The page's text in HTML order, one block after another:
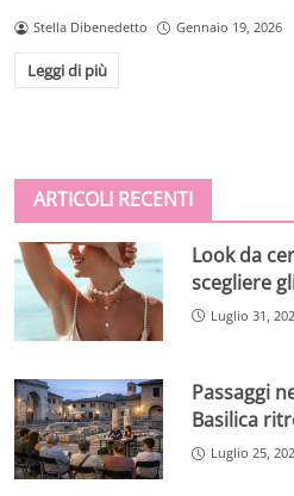
Stella Dibenedetto Gennaio 19, 2026
Leggi di più
ARTICOLI RECENTI
Look da
scegliere
Luglio 31,
Passaggi
Basilica
Luglio 25,